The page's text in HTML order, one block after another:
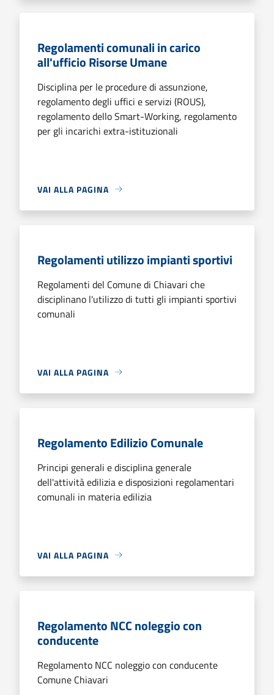
Regolamenti comunali in carico
all'ufficio Risorse Umane
Disciplina per le procedure di assunzione,
regolamento degli uffici e servizi (ROUS),
regolamento dello Smart-Working, regolamento
per gli incarichi extra-istituzionali
VAI ALLA PAGINA
Regolamenti utilizzo impianti sportivi
Regolamenti del Comune di Chiavari che
disciplinano l'utilizzo di tutti gli impianti sportivi
comunali
VAI ALLA PAGINA
Regolamento Edilizio Comunale
Principi generali e disciplina generale
dell'attività edilizia e disposizioni regolamentari
comunali in materia edilizia
VAI ALLA PAGINA
Regolamento NCC noleggio con
conducente
Regolamento NCC noleggio con conducente
Comune Chiavari